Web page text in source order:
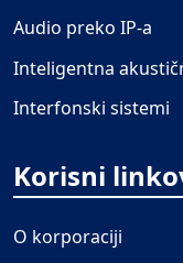
Audio preko IP-a
Inteligentna
Interfonski sistemi
Korisni
O korporaciji